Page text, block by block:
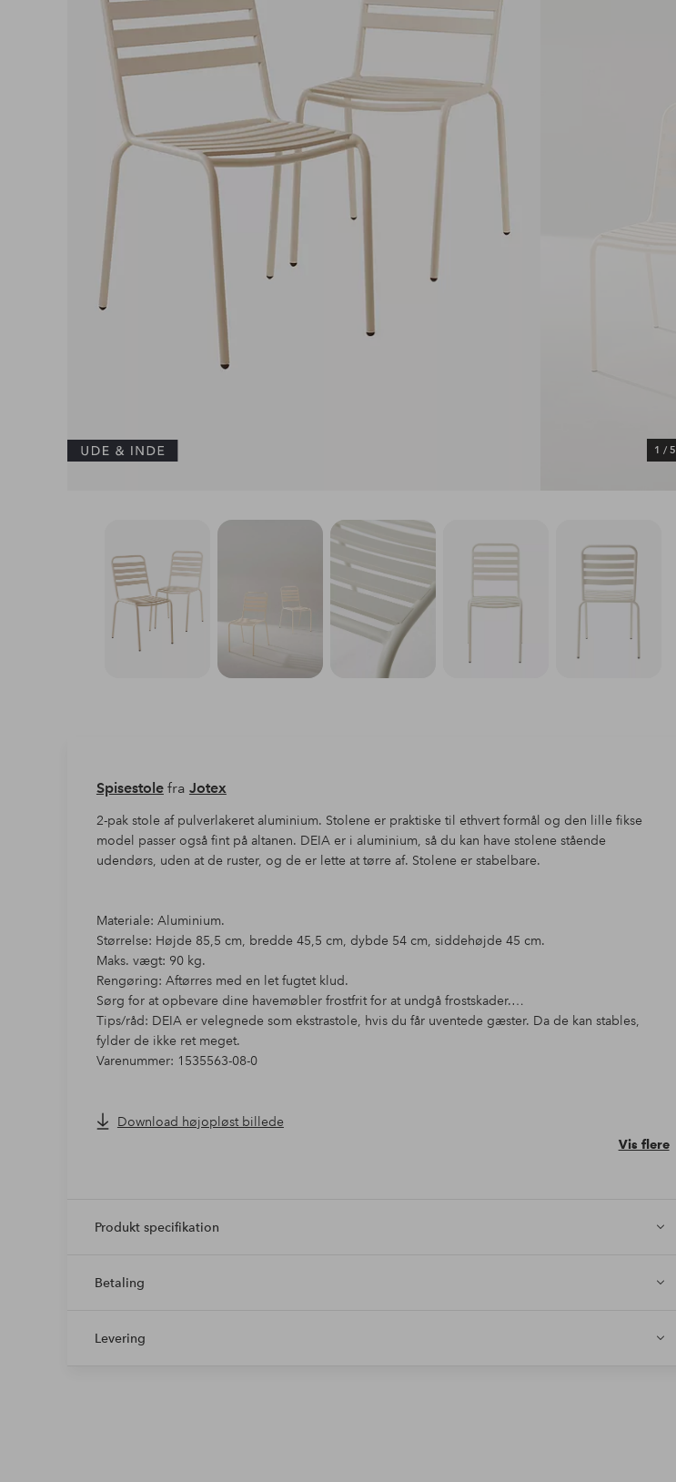
1 / 5
Spisestolefra Jotex
2-pak stole af pulverlakeret aluminium. Stolene er praktiske til ethvert formål og den lille fikse
model passer også fint på altanen. DEIA er i aluminium, så du kan have stolene stående
udendørs, uden at de ruster, og de er lette at tørre af. Stolene er stabelbare.
Materiale: Aluminium.
Størrelse: Højde 85,5 cm, bredde 45,5 cm, dybde 54 cm, siddehøjde 45 cm.
Maks. vægt: 90 kg.
Rengøring: Aftørres med en let fugtet klud.
Sørg for at opbevare dine havemøbler frostfrit for at undgå frostskader.
Tips/råd: DEIA er velegnede som ekstrastole, hvis du får uventede gæster. Da de kan stables,
fylder de ikke ret meget.
Varenummer: 1535563-08-0
Download højopløst billede
Vis flere
Produkt specifikation
Betaling
Levering